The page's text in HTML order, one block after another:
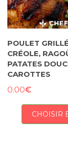
POULET
CRÉOLE,
PATATES
CAROTTES
0.00€
CHOISIR